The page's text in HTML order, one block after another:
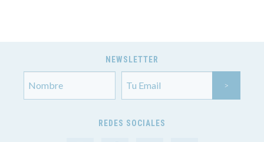
NEWSLETTER
REDES SOCIALES